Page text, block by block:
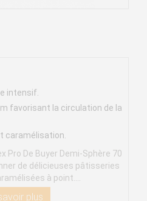
intensif.
favorisant la circulation de la
caramélisation.
Pro De Buyer Demi-Sphère 70
de délicieuses pâtisseries
à point....
plus